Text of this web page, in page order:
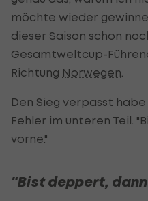
möchte wieder
dieser Saison schon
Gesamtweltcup-
Richtung Norwegen
Den Sieg verpasst
Fehler im unteren Teil.
vorne."
"Bist deppert,